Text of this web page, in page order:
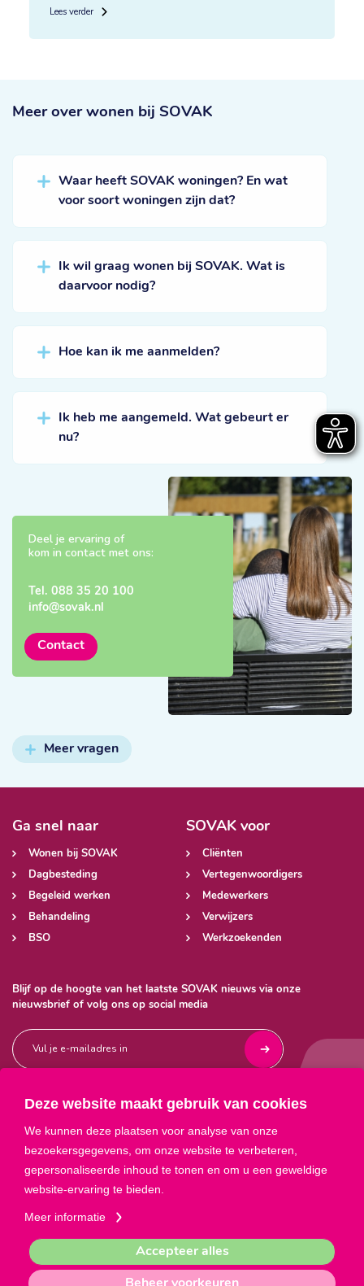
Deze website maakt gebruik van cookies
We kunnen deze plaatsen voor analyse van onze
bezoekersgegevens, om onze website te verbeteren,
gepersonaliseerde inhoud te tonen en om u een geweldige
website-ervaring te bieden.
Meer informatie
Beheer voorkeuren
Accepteer alles
Lees verder
Meer over wonen bij SOVAK
Waar heeft SOVAK woningen? En wat
voor soort woningen zijn dat?
Ik wil graag wonen bij SOVAK. Wat is
daarvoor nodig?
Hoe kan ik me aanmelden?
Ik heb me aangemeld. Wat gebeurt er
nu?
Deel je ervaring of
kom in contact met ons:
Tel. 088 35 20 100
info@sovak.nl
Contact
Meer vragen
Blijf op de hoogte van het laatste SOVAK nieuws via onze
nieuwsbrief of volg ons op social media
  
Ga snel naar
Wonen bij SOVAK
Dagbesteding
Begeleid werken
Behandeling
BSO
SOVAK voor
Cliënten
Vertegenwoordigers
Medewerkers
Verwijzers
Werkzoekenden
Privacyverklaring
Bel met ons: 088 - 35 20 100